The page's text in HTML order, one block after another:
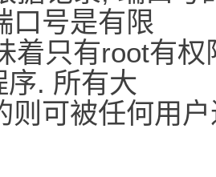
口号是有限
着只有root有
序. 所有大
则可被任何用